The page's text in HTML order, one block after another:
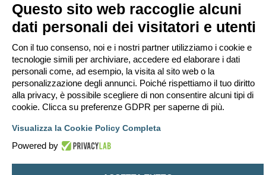
minaccia, messaggio a sfondo sessuale, o qualsiasi altro tipo di materiale che
può violare una qualsiasi Legge del proprio Stato, o dello Stato dove
“EDILCLIMA” è ospitato, o di una Legge internazionale. Fare ciò porta
all’immediato e permanente divieto di accesso, con notifica al tuo provider
Internet se è ritenuto da noi opportuno. Tutti gli indirizzi IP sono registrati per
salvaguardare e rinforzare queste condizioni. Accetti che “EDILCLIMA” abbia il
diritto di rimuovere, riscrivere, spostare o chiudere qualsiasi argomento in
qualsiasi momento lo ritenga necessario. Come fruitore di questo servizio,
accetti che ogni informazione (dato personale) tu abbia inviato sia conservata
in un database. Al contempo queste informazioni non saranno divulgate a
nessuno senza il tuo consenso, né “EDILCLIMA” o phpBB sono da ritenersi
queste informazioni.
Questo sito web raccoglie alcuni
dati personali dei visitatori e utenti
Con il tuo consenso, noi e i nostri partner utilizziamo i cookie e
tecnologie simili per archiviare, accedere ed elaborare i dati
personali come, ad esempio, la visita al sito web o la
personalizzazione degli annunci. Poiché rispettiamo il tuo diritto
alla privacy, è possibile scegliere di non consentire alcuni tipi di
cookie. Clicca su preferenze GDPR per saperne di più.
Visualizza la Cookie Policy Completa
Powered by